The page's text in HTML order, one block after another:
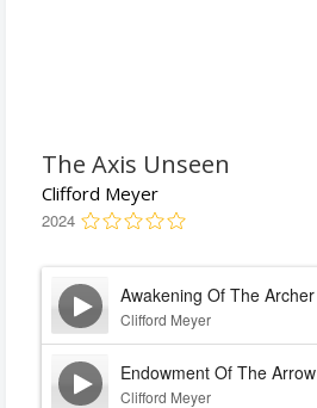
The Axis Unseen
Clifford Meyer
2024
Awakening Of The Archer
Clifford Meyer
Endowment Of The Arrow
Clifford Meyer